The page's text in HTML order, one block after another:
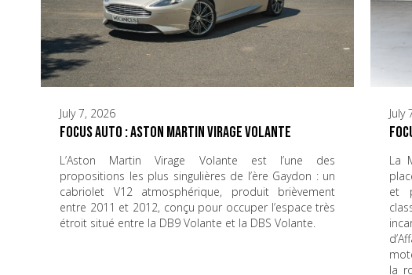
July 7, 2026
Focus Auto : Aston Martin Virage Volante
L’Aston Martin Virage Volante est l’une des
propositions les plus singulières de l’ère Gaydon : un
cabriolet V12 atmosphérique, produit brièvement
entre 2011 et 2012, conçu pour occuper l’espace très
étroit situé entre la DB9 Volante et la DBS Volante.
July
La
et
la